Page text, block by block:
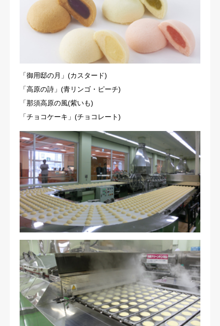
「御用邸の月」(カスタード)
「高原の詩」(青リンゴ・ピーチ)
「那須高原の風(紫いも)
「チョコケーキ」(チョコレート)